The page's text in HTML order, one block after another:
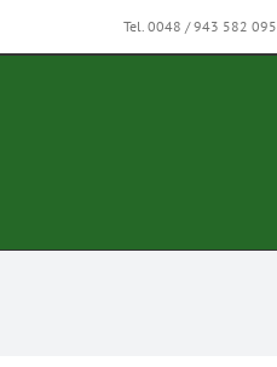
Tel. 0048 / 943 582 095